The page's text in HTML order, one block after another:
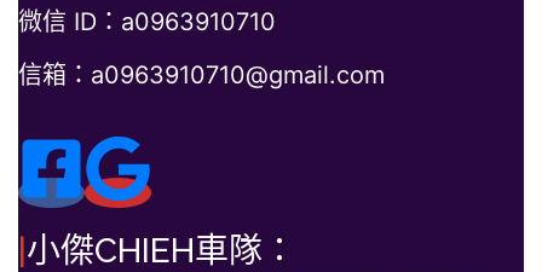
微信 ID：a0963910710
信箱：a0963910710@gmail.com
|小傑CHIEH車隊：